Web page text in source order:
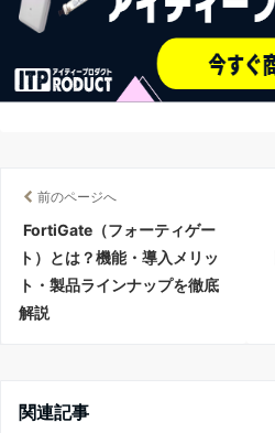
前のページへ
FortiGate（フォーティゲー
ト）とは？機能・導入メリッ
ト・製品ラインナップを徹底
解説
関連記事